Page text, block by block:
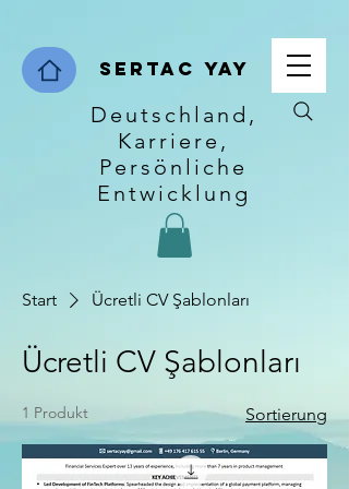
Sertac Yay
Deutschland,
Karriere,
Persönliche
Entwicklung
Start Ücretli CV Şablonları
Ücretli CV Şablonları
1 Produkt Sortierung